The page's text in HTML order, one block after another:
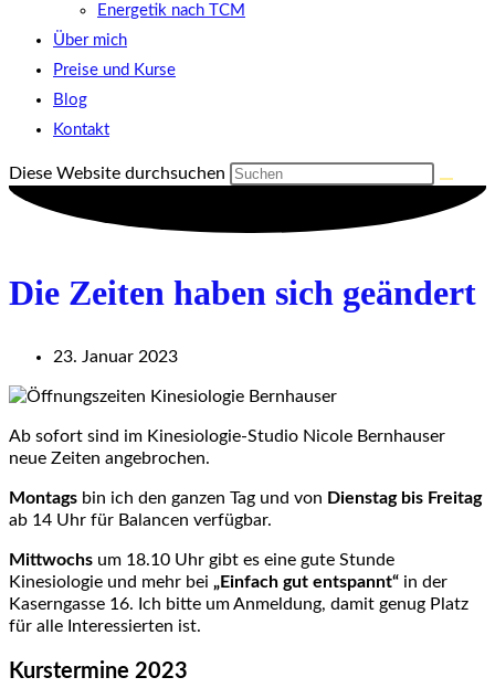
Energetik nach TCM
Über mich
Preise und Kurse
Blog
Kontakt
Diese Website durchsuchen
Die Zeiten haben sich geändert
23. Januar 2023
Ab sofort sind im Kinesiologie-Studio Nicole Bernhauser
neue Zeiten angebrochen.
Montags bin ich den ganzen Tag und von Dienstag bis Freitag
ab 14 Uhr für Balancen verfügbar.
Mittwochs um 18.10 Uhr gibt es eine gute Stunde
Kinesiologie und mehr bei „Einfach gut entspannt“ in der
Kaserngasse 16. Ich bitte um Anmeldung, damit genug Platz
für alle Interessierten ist.
Kurstermine 2023